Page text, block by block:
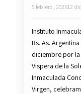
5 febrero, 202612
Instituto
Bs. As.
diciembre por
Vispera de la
Inmaculada
Virgen,